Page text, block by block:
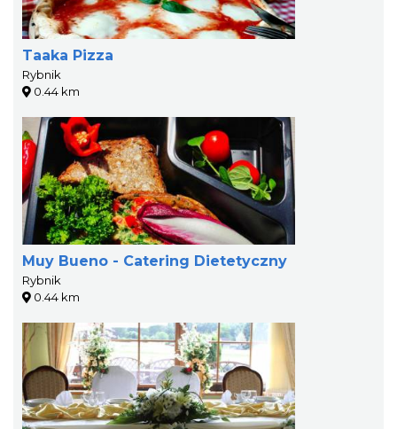
Taaka Pizza
Rybnik
0.44 km
Muy Bueno - Catering Dietetyczny
Rybnik
0.44 km